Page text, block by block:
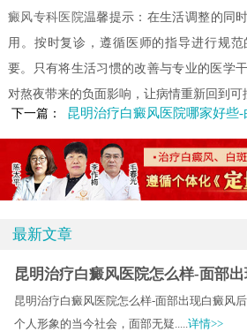
癜风专科医院温馨提示：在生活调整的同
用。按时复诊，遵循医师的指导进行规
要。只有将生活习惯的改善与专业的医学
对熬夜带来的负面影响，让病情重新回到可
下一篇：
昆明治疗白癜风医院哪家好些-白癜风一
最新文章
昆明治疗白癜风医院怎么样-面部
昆明治疗白癜风医院怎么样-面部出现白癜风
个人形象的当今社会，面部无疑.....详情>>